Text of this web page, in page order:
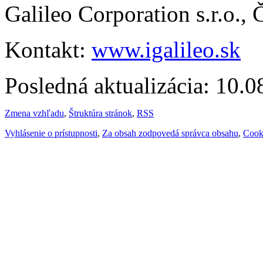
Galileo Corporation s.r.o.,
Kontakt: www.igalileo.sk
Posledná aktualizácia:
Zmena vzhľadu, Štruktúra stránok, RSS
Vyhlásenie o prístupnosti, Za obsah zodpovedá správca obsahu,